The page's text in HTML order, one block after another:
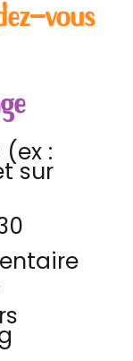
vous
:
sur